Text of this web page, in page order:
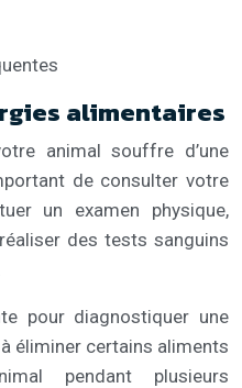
alimentaires
animal souffre d’une
de consulter votre
un examen physique,
des tests sanguins
pour diagnostiquer une
éliminer certains aliments
pendant plusieurs